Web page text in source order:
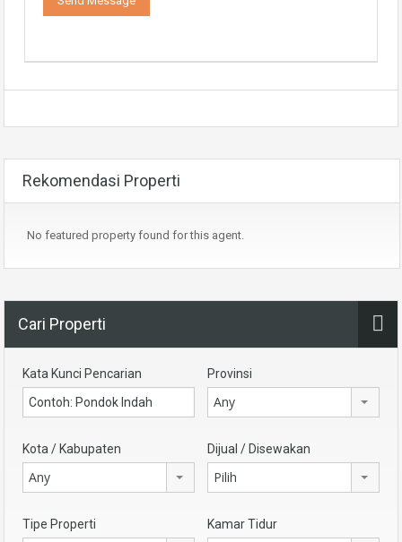
Rekomendasi Properti
No featured property found for this agent.
Cari Properti
Kata Kunci Pencarian Provinsi
Any
Kota / Kabupaten
Any
Dijual / Disewakan
Pilih
Tipe Properti Kamar Tidur